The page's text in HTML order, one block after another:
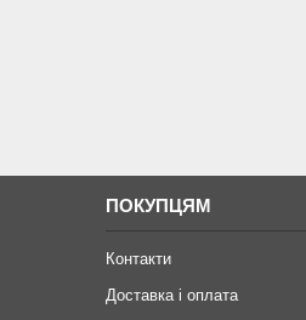
ПОКУПЦЯМ
Контакти
Доставка і оплата